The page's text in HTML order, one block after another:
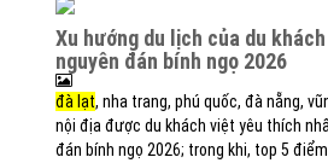
xu hướng du lịch của du khách việt dịp nghỉ tết
nguyên đán bính ngọ 2026
đà lạt, nha trang, phú quốc, đà nẵng,
nội địa được du khách việt yêu thích
đán bính ngọ 2026; trong khi, top 5